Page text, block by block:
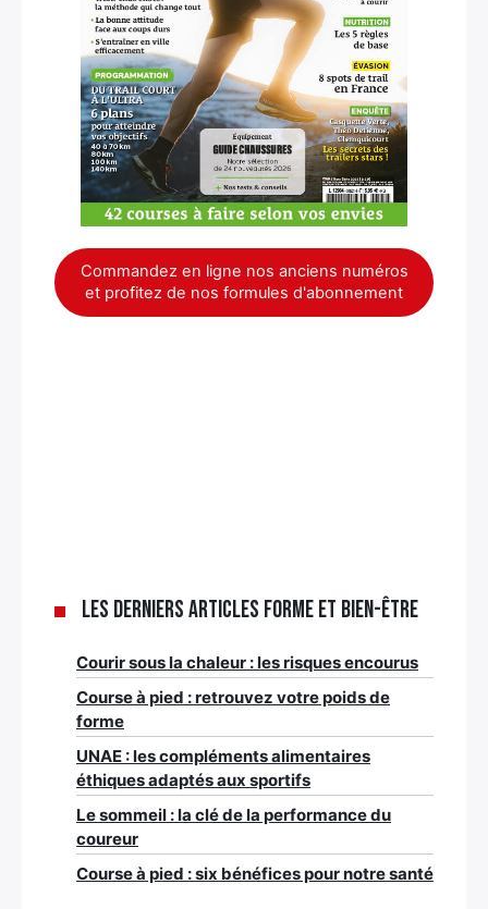
Commandez en ligne nos anciens numéros
et profitez de nos formules d'abonnement
Les derniers articles Forme et bien-être
Courir sous la chaleur : les risques encourus
Course à pied : retrouvez votre poids de
forme
UNAE : les compléments alimentaires
éthiques adaptés aux sportifs
Le sommeil : la clé de la performance du
coureur
Course à pied : six bénéfices pour notre santé